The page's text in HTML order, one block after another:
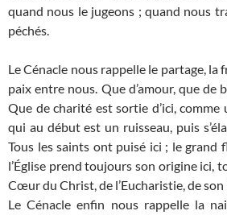
quand nous le jugeons ; quand nous
péchés.
Le Cénacle nous rappelle le partage, la
paix entre nous. Que d’amour, que de
Que de charité est sortie d’ici, comme
qui au début est un ruisseau, puis
Tous les saints ont puisé ici ; le grand
l’Église prend toujours son origine ici,
Cœur du Christ, de l’Eucharistie, de
Le Cénacle enfin nous rappelle la